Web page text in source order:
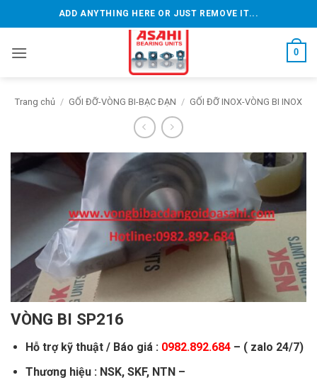
qua
dung
ADD ANYTHING HERE OR JUST REMOVE IT...
0
Trang chủ / GỐI ĐỠ-VÒNG BI-BẠC ĐẠN / GỐI ĐỠ INOX-VÒNG BI INOX
VÒNG BI SP216
Hỗ trợ kỹ thuật / Báo giá : 0982.892.684 – ( zalo 24/7)
Thương hiệu : NSK, SKF, NTN –